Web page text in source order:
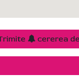
cererea de